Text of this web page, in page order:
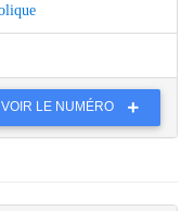
VOIR LE NUMÉRO